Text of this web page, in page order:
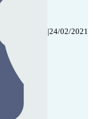
|24/02/2021